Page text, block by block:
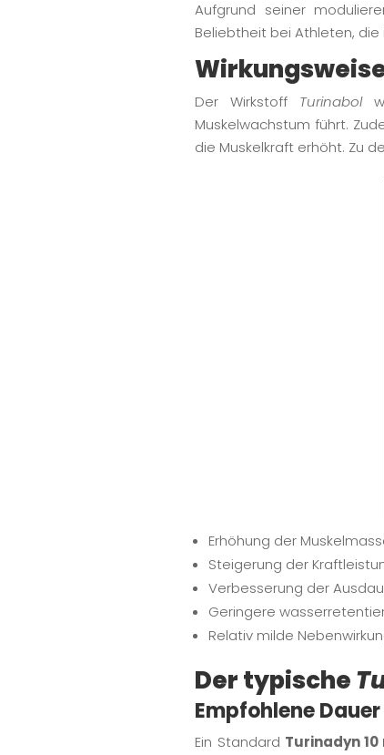
Aufgrund seiner
Beliebtheit bei Athleten,
Der Wirkstoff Turinabol
Muskelwachstum führt.
die Muskelkraft erhöht. Zu
Erhöhung der
Steigerung der
Verbesserung der
Geringere
Relativ milde
Der typische
Empfohlene
Ein Standard Turinadyn